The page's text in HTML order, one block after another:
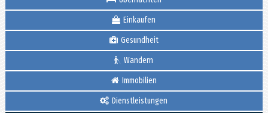
Einkaufen
Gesundheit
Wandern
Immobilien
Dienstleistungen